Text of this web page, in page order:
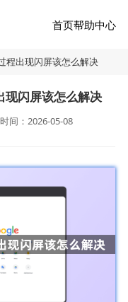
首页帮助中心
程出现闪屏该怎么解决
闪屏该怎么解决
时间：2026-05-08